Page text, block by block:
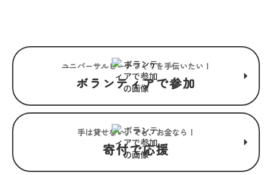
ユニバーサルビーチつくりを手伝いたい！
ボランティアで参加
手は貸せない。でも、お金なら！
寄付で応援